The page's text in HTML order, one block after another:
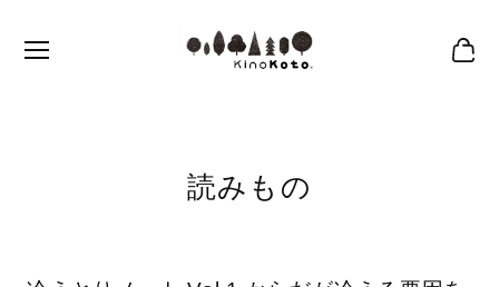
読みもの